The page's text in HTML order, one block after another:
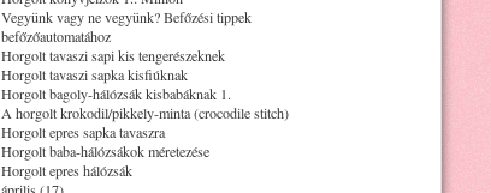
Vegyünk vagy ne vegyünk? Befőzési tippek
befőzőautomatához
Horgolt tavaszi sapi kis tengerészeknek
Horgolt tavaszi sapka kisfiúknak
Horgolt bagoly-hálózsák kisbabáknak 1.
A horgolt krokodil/pikkely-minta (crocodile stitch)
Horgolt epres sapka tavaszra
Horgolt baba-hálózsákok méretezése
Horgolt epres hálózsák